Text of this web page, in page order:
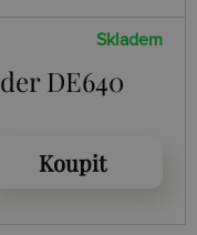
Skladem
DE640
Koupit